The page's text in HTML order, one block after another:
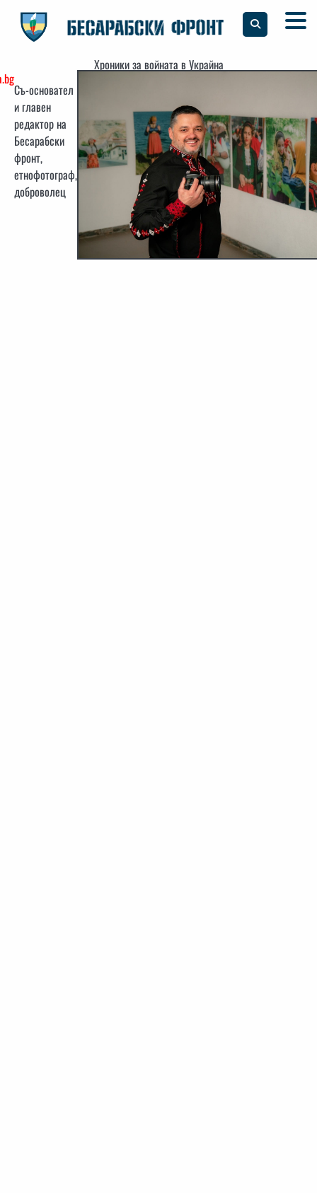
content
Хроники за войната в Украйна
Съ-основател
и главен
редактор на
Бесарабски
фронт,
етнофотограф,
доброволец